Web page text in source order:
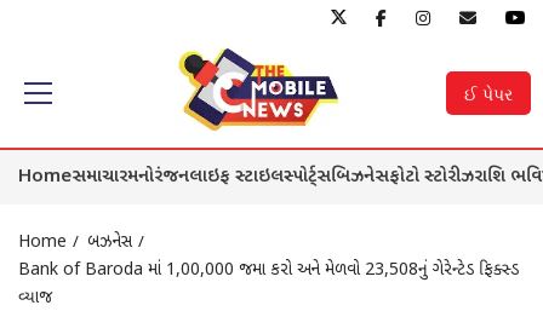
content
ઈ પેપર
Primary
Homeસમાચારમનોરંજનલાઇફ સ્ટાઇલસ્પોર્ટ્સબિઝનેસફોટો સ્ટોરીઝરાશિ
Home
બિઝનેસ
Bank of Baroda માં ₹1,00,000 જમા કરો અને મેળવો ₹23,508નું ગેરેન્ટેડ ફિક્સ્ડ
વ્યાજ